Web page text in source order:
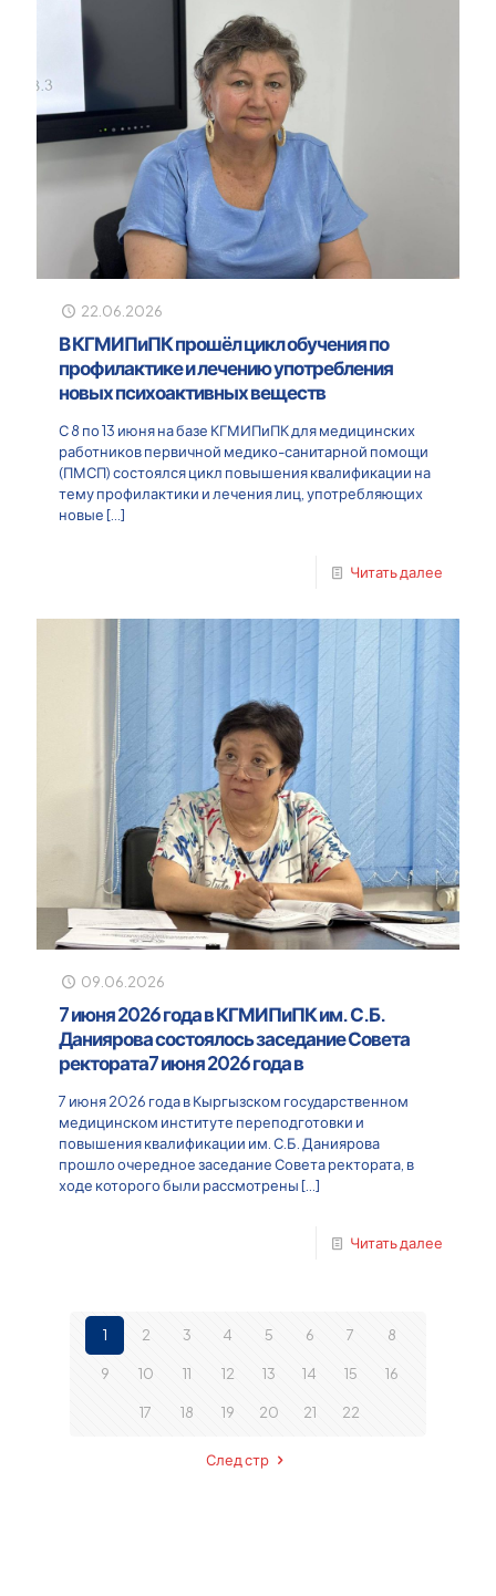
22.06.2026
В КГМИПиПК прошёл цикл обучения по
профилактике и лечению употребления
новых психоактивных веществ
С 8 по 13 июня на базе КГМИПиПК для медицинских
работников первичной медико-санитарной помощи
(ПМСП) состоялся цикл повышения квалификации на
тему профилактики и лечения лиц, употребляющих
новые[…]
Читать далее
09.06.2026
7 июня 2026 года в КГМИПиПК им. С.Б.
Даниярова состоялось заседание Совета
ректората7 июня 2026 года в
7 июня 2026 года в Кыргызском государственном
медицинском институте переподготовки и
повышения квалификации им. С.Б. Даниярова
прошло очередное заседание Совета ректората, в
ходе которого были рассмотрены[…]
Читать далее
1 2 3 4 5 6 7 8
9 10 11 12 13 14 15 16
17 18 19 20 21 22
След стр